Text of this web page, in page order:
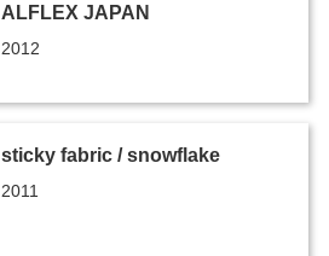
ALFLEX JAPAN
2012
sticky fabric / snowflake
2011